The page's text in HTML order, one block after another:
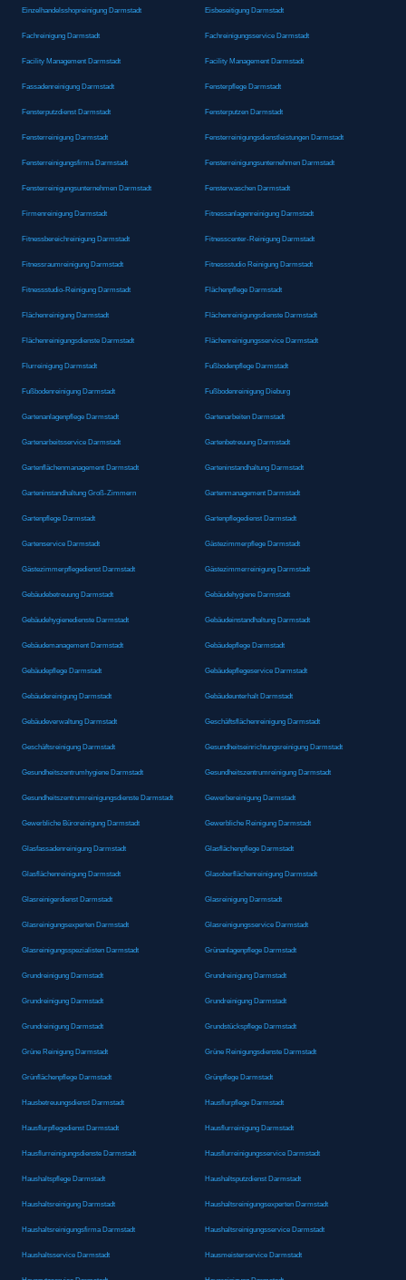
Einzelhandelsshopreinigung Darmstadt Eisbeseitigung Darmstadt
Fachreinigung Darmstadt Fachreinigungsservice Darmstadt
Facility Management Darmstadt Facility Management Darmstadt
Fassadenreinigung Darmstadt Fensterpflege Darmstadt
Fensterputzdienst Darmstadt Fensterputzen Darmstadt
Fensterreinigung Darmstadt Fensterreinigungsdienstleistungen Darmstadt
Fensterreinigungsfirma Darmstadt Fensterreinigungsunternehmen Darmstadt
Fensterreinigungsunternehmen Darmstadt Fensterwaschen Darmstadt
Firmenreinigung Darmstadt Fitnessanlagenreinigung Darmstadt
Fitnessbereichreinigung Darmstadt Fitnesscenter-Reinigung Darmstadt
Fitnessraumreinigung Darmstadt Fitnessstudio Reinigung Darmstadt
Fitnessstudio-Reinigung Darmstadt Flächenpflege Darmstadt
Flächenreinigung Darmstadt Flächenreinigungsdienste Darmstadt
Flächenreinigungsdienste Darmstadt Flächenreinigungsservice Darmstadt
Flurreinigung Darmstadt Fußbodenpflege Darmstadt
Fußbodenreinigung Darmstadt Fußbodenreinigung Dieburg
Gartenanlagenpflege Darmstadt Gartenarbeiten Darmstadt
Gartenarbeitsservice Darmstadt Gartenbetreuung Darmstadt
Gartenflächenmanagement Darmstadt Garteninstandhaltung Darmstadt
Garteninstandhaltung Groß-Zimmern Gartenmanagement Darmstadt
Gartenpflege Darmstadt Gartenpflegedienst Darmstadt
Gartenservice Darmstadt Gästezimmerpflege Darmstadt
Gästezimmerpflegedienst Darmstadt Gästezimmerreinigung Darmstadt
Gebäudebetreuung Darmstadt Gebäudehygiene Darmstadt
Gebäudehygienedienste Darmstadt Gebäudeinstandhaltung Darmstadt
Gebäudemanagement Darmstadt Gebäudepflege Darmstadt
Gebäudepflege Darmstadt Gebäudepflegeservice Darmstadt
Gebäudereinigung Darmstadt Gebäudeunterhalt Darmstadt
Gebäudeverwaltung Darmstadt Geschäftsflächenreinigung Darmstadt
Geschäftsreinigung Darmstadt Gesundheitseinrichtungsreinigung Darmstadt
Gesundheitszentrumhygiene Darmstadt Gesundheitszentrumreinigung Darmstadt
Gesundheitszentrumreinigungsdienste Darmstadt Gewerbereinigung Darmstadt
Gewerbliche Büroreinigung Darmstadt Gewerbliche Reinigung Darmstadt
Glasfassadenreinigung Darmstadt Glasflächenpflege Darmstadt
Glasflächenreinigung Darmstadt Glasoberflächenreinigung Darmstadt
Glasreinigerdienst Darmstadt Glasreinigung Darmstadt
Glasreinigungsexperten Darmstadt Glasreinigungsservice Darmstadt
Glasreinigungsspezialisten Darmstadt Grünanlagenpflege Darmstadt
Grundreinigung Darmstadt Grundreinigung Darmstadt
Grundreinigung Darmstadt Grundreinigung Darmstadt
Grundreinigung Darmstadt Grundstückspflege Darmstadt
Grüne Reinigung Darmstadt Grüne Reinigungsdienste Darmstadt
Grünflächenpflege Darmstadt Grünpflege Darmstadt
Hausbetreuungsdienst Darmstadt Hausflurpflege Darmstadt
Hausflurpflegedienst Darmstadt Hausflurreinigung Darmstadt
Hausflurreinigungsdienste Darmstadt Hausflurreinigungsservice Darmstadt
Haushaltspflege Darmstadt Haushaltsputzdienst Darmstadt
Haushaltsreinigung Darmstadt Haushaltsreinigungsexperten Darmstadt
Haushaltsreinigungsfirma Darmstadt Haushaltsreinigungsservice Darmstadt
Haushaltsservice Darmstadt Hausmeisterservice Darmstadt